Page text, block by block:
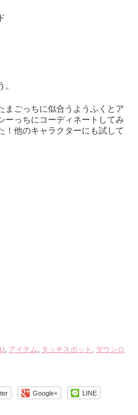
まごっちに似合うようふくとア
ーっちにコーディネートしてみ
！他のキャラクターにも試して
, アイテム, タッチスポット , ダウンロ
Google+ LINE